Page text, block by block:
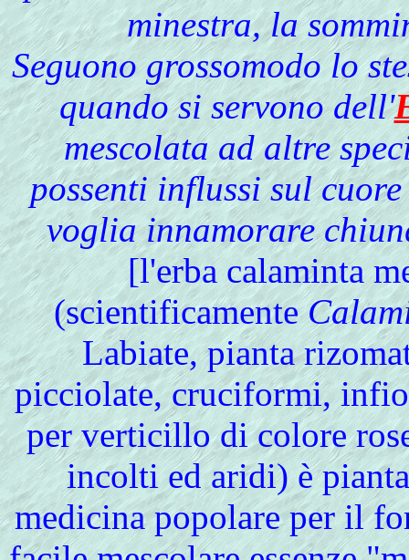
minestra, la
Seguono grossomodo lo
quandosiservono dell'
mescolata ad altre
possenti influssi sul
voglia innamorare
[l'erba calaminta
(scientificamente
Labiate, pianta
picciolate, cruciformi,
per verticillo di colore
incolti ed aridi) è
medicina popolare per il